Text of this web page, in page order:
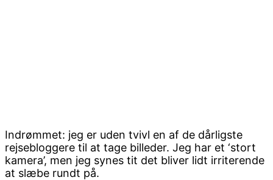
Indrømmet: jeg er uden tvivl en af de dårligste
rejsebloggere til at tage billeder. Jeg har et ‘stort
kamera’, men jeg synes tit det bliver lidt irriterende
at slæbe rundt på.